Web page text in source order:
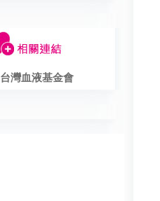
台灣血液基金會